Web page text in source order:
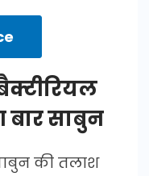
साबुन
की तलाश